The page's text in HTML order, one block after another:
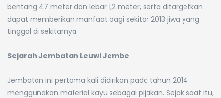
bentang 47 meter dan lebar 1,2 meter, serta ditargetkan
dapat memberikan manfaat bagi sekitar 2013 jiwa yang
tinggal di sekitarnya.
Sejarah Jembatan Leuwi Jembe
Jembatan ini pertama kali didirikan pada tahun 2014
menggunakan material kayu sebagai pijakan. Sejak saat itu,